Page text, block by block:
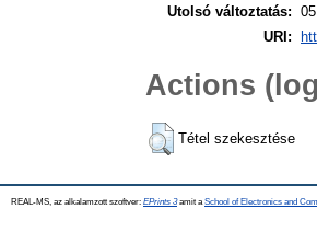
Utolsó változtatás:
URI:
Actions
Tétel szekesztése
REAL-MS, az alkalamzott szoftver: EPrints 3amit a School of Electronics and